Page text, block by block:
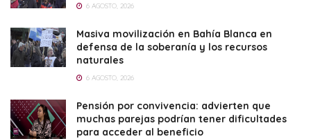
6 AGOSTO, 2026
Masiva movilización en Bahía Blanca en
defensa de la soberanía y los recursos
naturales
6 AGOSTO, 2026
Pensión por convivencia: advierten que
muchas parejas podrían tener dificultades
para acceder al beneficio